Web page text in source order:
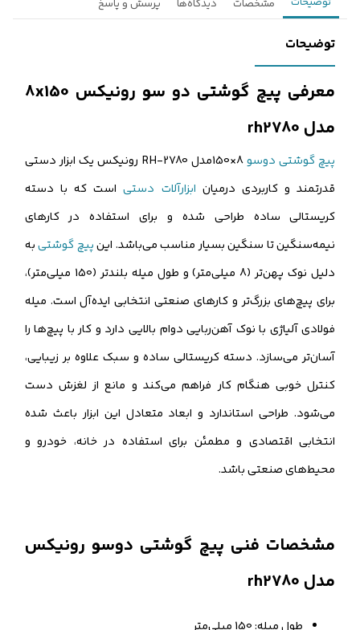
شما تماس می‌گیرند.
ثبت درخواست مشاوره رایگان
مشخصات دیدگاه‌ها پرسش و پاسخ
توضیحات
معرفی پیچ گوشتی دو سو رونیکس 8x150
مدل rh2780
پیچ‌ گوشتی دوسو
8×150مدل RH-2780 رونیکس یک ابزار دستی
قدرتمند و کاربردی درمیان ابزارآلات دستیاست که با دسته
کریستالی ساده طراحی شده و برای استفاده در کارهای
نیمه‌سنگین تا سنگین بسیار مناسب می‌باشد. اینپیچ‌ گوشتیبه
دلیل نوک پهن‌تر (8 میلی‌متر) و طول میله بلندتر (150 میلی‌متر)،
برای پیچ‌های بزرگ‌تر و کارهای صنعتی انتخابی ایده‌آل است. میله
فولادی آلیاژی با نوک آهن‌ربایی دوام بالایی دارد و کار با پیچ‌ها را
آسان‌تر می‌سازد. دسته کریستالی ساده و سبک علاوه بر زیبایی،
کنترل خوبی هنگام کار فراهم می‌کند و مانع از لغزش دست
می‌شود. طراحی استاندارد و ابعاد متعادل این ابزار باعث شده
انتخابی اقتصادی و مطمئن برای استفاده در خانه، خودرو و
محیط‌های صنعتی باشد.
مشخصات فنی پیچ گوشتی دوسو رونیکس
مدل rh2780
طول میله: 150 میلی‌متر